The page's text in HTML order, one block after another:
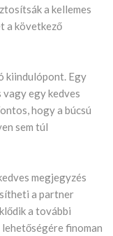
a kellemes
a következő
kiindulópont. Egy
egy kedves
hogy a búcsú
sem túl
megjegyzés
a partner
a további
finoman